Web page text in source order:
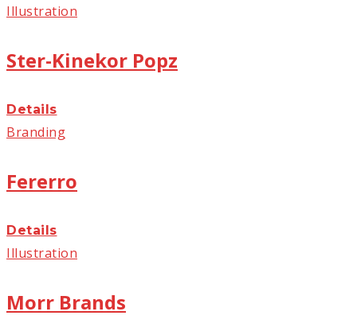
Illustration
Ster-Kinekor Popz
Details
Branding
Fererro
Details
Illustration
Morr Brands